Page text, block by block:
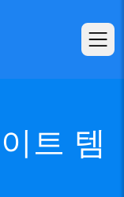
트 템